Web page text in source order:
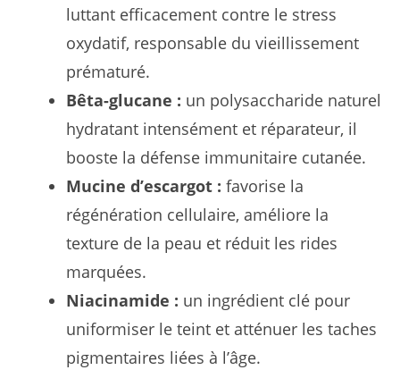
luttant efficacement contre le stress
oxydatif, responsable du vieillissement
prématuré.
Bêta-glucane : un polysaccharide naturel
hydratant intensément et réparateur, il
booste la défense immunitaire cutanée.
Mucine d’escargot : favorise la
régénération cellulaire, améliore la
texture de la peau et réduit les rides
marquées.
Niacinamide : un ingrédient clé pour
uniformiser le teint et atténuer les taches
pigmentaires liées à l’âge.